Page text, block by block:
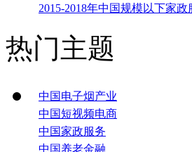
2015-2018年中国规模以下家
热门主题
中国电子烟产业
中国短视频电商
中国家政服务
中国养老金融